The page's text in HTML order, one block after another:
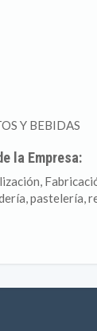
Y BEBIDAS
la Empresa:
pastelería,